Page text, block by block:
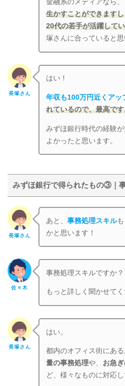
金融系のメディアなら
生かすことができます
20代の若手が活躍して
塚さんに合っていると思
長塚さん
はい！
年収も100万円近くアッ
れているので、最高で
みずほ銀行時代の経験
よかったと思います。
みずほ銀行で得られたもの③｜
長塚さん
あと、事務処理スキル
かと思います！
佐々木
事務処理スキルですか？
もっと詳しく聞かせてく
長塚さん
はい。
都内のオフィス街にあ
量の事務処理や、 お急
ど、様々なものに対応し